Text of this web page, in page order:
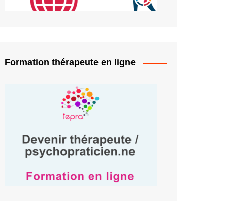
Formation thérapeute en ligne